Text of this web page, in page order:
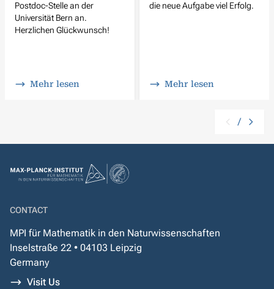
Postdoc-Stelle an der
Universität Bern an.
Herzlichen Glückwunsch!
Mehr lesen
die neue Aufgabe viel Erfolg.
Mehr lesen
/
CONTACT
MPI für Mathematik in den Naturwissenschaften
Inselstraße 22 • 04103 Leipzig
Germany
Visit Us